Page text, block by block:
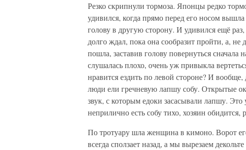
Резко скрипнули тормоза. Японцы редко
удивился, когда прямо перед его носом
голову в другую сторону. И удивился ещё
долго ждал, пока она сообразит пройти, а,
пошла, заставив голову повернуться сначала
слушалась плохо, очень уж привыкла
нравится ездить по левой стороне? И
люди ели гречневую лапшу собу. Открытые
звук, с которым едоки засасывали лапшу.
неприлично есть собу тихо, хозяин
По тротуару шла женщина в кимоно. Ворот
всегда сползает назад, а мы вырезаем